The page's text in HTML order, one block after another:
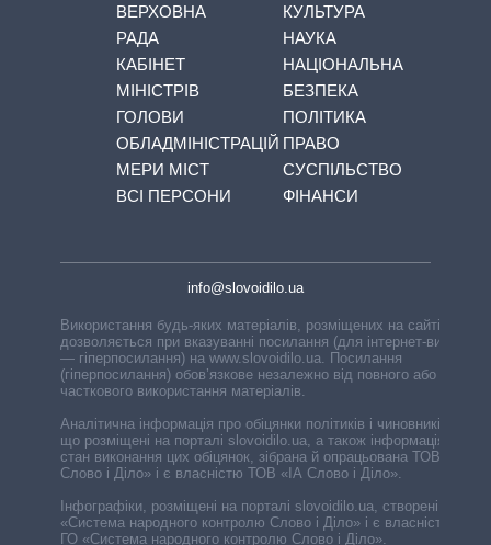
ВЕРХОВНА
РАДА
КАБІНЕТ
МІНІСТРІВ
ГОЛОВИ
ОБЛАДМІНІСТРАЦІЙ
МЕРИ МІСТ
ВСІ ПЕРСОНИ
КУЛЬТУРА
НАУКА
НАЦІОНАЛЬНА
БЕЗПЕКА
ПОЛІТИКА
ПРАВО
СУСПІЛЬСТВО
ФІНАНСИ
info@slovoidilo.ua
Використання будь-яких матеріалів, розміщених на сайті,
дозволяється при вказуванні посилання (для інтернет-видань
— гіперпосилання) на www.slovoidilo.ua. Посилання
(гіперпосилання) обов’язкове незалежно від повного або
часткового використання матеріалів.
Аналітична інформація про обіцянки політиків і чиновників,
що розміщені на порталі slovoidilo.ua, а також інформація про
стан виконання цих обіцянок, зібрана й опрацьована ТОВ «ІА
Слово і Діло» і є власністю ТОВ «ІА Слово і Діло».
Інфографіки, розміщені на порталі slovoidilo.ua, створені ГО
«Система народного контролю Слово і Діло» і є власністю
ГО «Система народного контролю Слово і Діло».